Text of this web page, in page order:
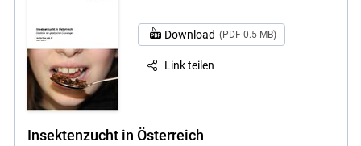
Download (PDF 0.5 MB)
Link teilen
Insektenzucht in Österreich